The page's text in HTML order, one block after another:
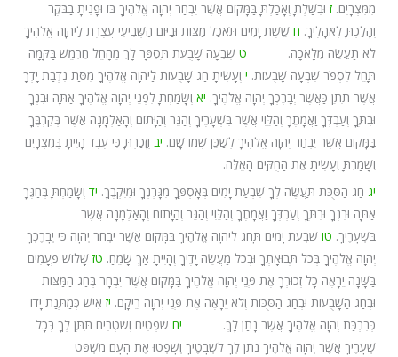
מִמִּצְרָיִם. ז וּבִשַּׁלְתָּ וְאָכַלְתָּ בַּמָּקוֹם אֲשֶׁר יִבְחַר יְהוָה אֱלֹהֶיךָ בּוֹ וּפָנִיתָ בַבֹּקֶר
וְהָלַכְתָּ לְאֹהָלֶיךָ. ח שֵׁשֶׁת יָמִים תֹּאכַל מַצּוֹת וּבַיּוֹם הַשְּׁבִיעִי עֲצֶרֶת לַיהוָה אֱלֹהֶיךָ
לֹא תַעֲשֶׂה מְלָאכָה. ט שִׁבְעָה שָׁבֻעֹת תִּסְפָּר לָךְ מֵהָחֵל חֶרְמֵשׁ בַּקָּמָה
תָּחֵל לִסְפֹּר שִׁבְעָה שָׁבֻעוֹת. י וְעָשִׂיתָ חַג שָׁבֻעוֹת לַיהוָה אֱלֹהֶיךָ מִסַּת נִדְבַת יָדְךָ
אֲשֶׁר תִּתֵּן כַּאֲשֶׁר יְבָרֶכְךָ יְהוָה אֱלֹהֶיךָ. יא וְשָׂמַחְתָּ לִפְנֵי יְהוָה אֱלֹהֶיךָ אַתָּה וּבִנְךָ
וּבִתֶּךָ וְעַבְדְּךָ וַאֲמָתֶךָ וְהַלֵּוִי אֲשֶׁר בִּשְׁעָרֶיךָ וְהַגֵּר וְהַיָּתוֹם וְהָאַלְמָנָה אֲשֶׁר בְּקִרְבֶּךָ
בַּמָּקוֹם אֲשֶׁר יִבְחַר יְהוָה אֱלֹהֶיךָ לְשַׁכֵּן שְׁמוֹ שָׁם. יב וְזָכַרְתָּ כִּי עֶבֶד הָיִיתָ בְּמִצְרָיִם
וְשָׁמַרְתָּ וְעָשִׂיתָ אֶת הַחֻקִּים הָאֵלֶּה.
יג חַג הַסֻּכֹּת תַּעֲשֶׂה לְךָ שִׁבְעַת יָמִים בְּאָסְפְּךָ מִגָּרְנְךָ וּמִיִּקְבֶךָ. יד וְשָׂמַחְתָּ בְּחַגֶּךָ
אַתָּה וּבִנְךָ וּבִתֶּךָ וְעַבְדְּךָ וַאֲמָתֶךָ וְהַלֵּוִי וְהַגֵּר וְהַיָּתוֹם וְהָאַלְמָנָה אֲשֶׁר
בִּשְׁעָרֶיךָ. טו שִׁבְעַת יָמִים תָּחֹג לַיהוָה אֱלֹהֶיךָ בַּמָּקוֹם אֲשֶׁר יִבְחַר יְהוָה כִּי יְבָרֶכְךָ
יְהוָה אֱלֹהֶיךָ בְּכֹל תְּבוּאָתְךָ וּבְכֹל מַעֲשֵׂה יָדֶיךָ וְהָיִיתָ אַךְ שָׂמֵחַ. טז שָׁלוֹשׁ פְּעָמִים
בַּשָּׁנָה יֵרָאֶה כָל זְכוּרְךָ אֶת פְּנֵי יְהוָה אֱלֹהֶיךָ בַּמָּקוֹם אֲשֶׁר יִבְחָר בְּחַג הַמַּצּוֹת
וּבְחַג הַשָּׁבֻעוֹת וּבְחַג הַסֻּכּוֹת וְלֹא יֵרָאֶה אֶת פְּנֵי יְהוָה רֵיקָם. יז אִישׁ כְּמַתְּנַת יָדוֹ
כְּבִרְכַּת יְהוָה אֱלֹהֶיךָ אֲשֶׁר נָתַן לָךְ. יח שֹׁפְטִים וְשֹׁטְרִים תִּתֶּן לְךָ בְּכָל
שְׁעָרֶיךָ אֲשֶׁר יְהוָה אֱלֹהֶיךָ נֹתֵן לְךָ לִשְׁבָטֶיךָ וְשָׁפְטוּ אֶת הָעָם מִשְׁפַּט